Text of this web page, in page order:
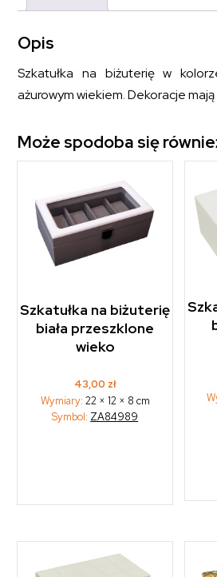
Opis
Szkatułka na biżuterię w
ażurowym wiekiem. Dekoracje
Może spodoba się
Szkatułka na biżuterię
biała przeszklone
wieko
43,00 zł
Wymiary: 22 × 12 × 8 cm
Symbol: ZA84989